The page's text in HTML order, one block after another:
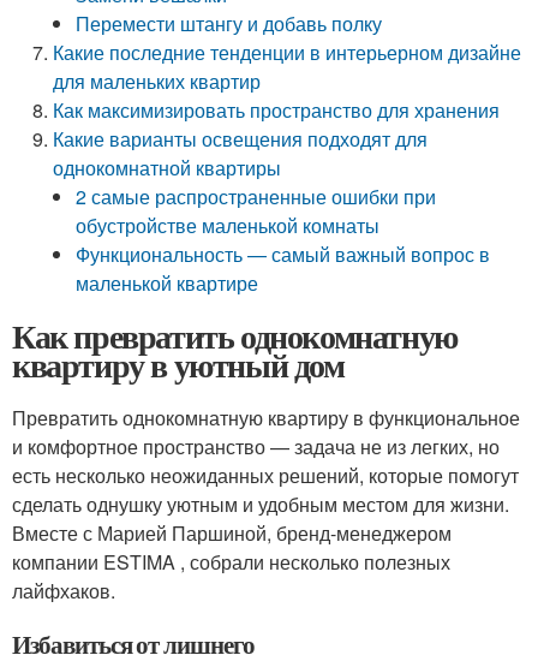
Перемести штангу и добавь полку
Какие последние тенденции в интерьерном дизайне
для маленьких квартир
Как максимизировать пространство для хранения
Какие варианты освещения подходят для
однокомнатной квартиры
2 самые распространенные ошибки при
обустройстве маленькой комнаты
Функциональность — самый важный вопрос в
маленькой квартире
Как превратить однокомнатную
квартиру в уютный дом
Превратить однокомнатную квартиру в функциональное
и комфортное пространство — задача не из легких, но
есть несколько неожиданных решений, которые помогут
сделать однушку уютным и удобным местом для жизни.
Вместе с Марией Паршиной, бренд-менеджером
компании ESTIMA , собрали несколько полезных
лайфхаков.
Избавиться от лишнего